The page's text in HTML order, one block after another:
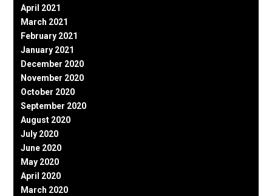
April 2021
March 2021
February 2021
January 2021
December 2020
November 2020
October 2020
September 2020
August 2020
July 2020
June 2020
May 2020
April 2020
March 2020